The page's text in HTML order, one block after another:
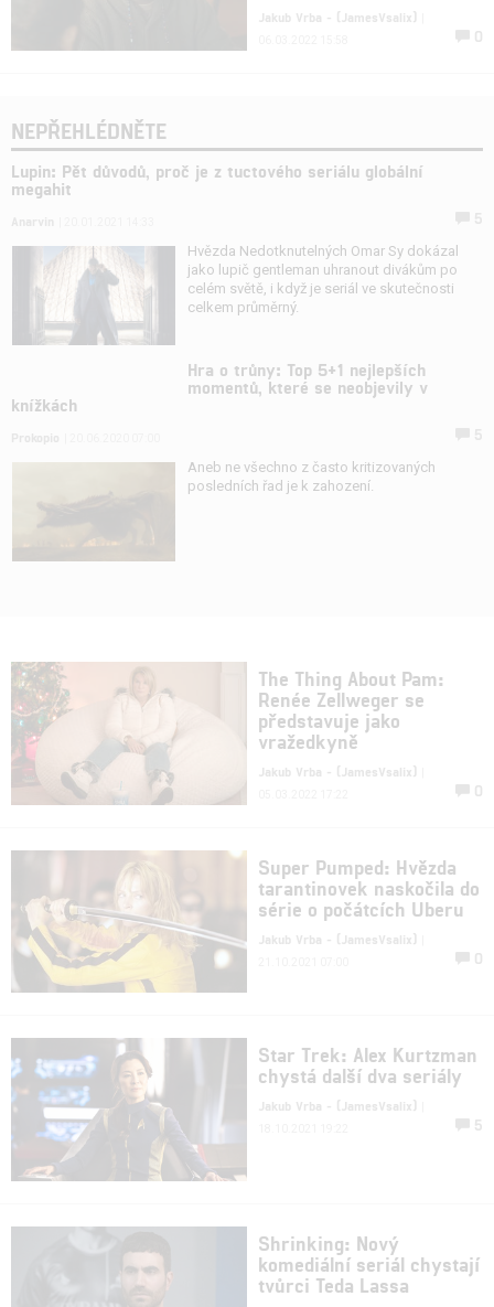
Jakub Vrba - (JamesVsalix)
0
NEPŘEHLÉDNĚTE
Lupin: Pět důvodů, proč je z tuctového seriálu globální
megahit
Hvězda Nedotknutelných Omar Sy dokázal
jako lupič gentleman uhranout divákům po
celém světě, i když je seriál ve skutečnosti
celkem průměrný.
Hra o trůny: Top 5+1 nejlepších
momentů, které se neobjevily v
knížkách
Aneb ne všechno z často kritizovaných
posledních řad je k zahození.
The Thing About Pam:
Renée Zellweger se
představuje jako
vražedkyně
Jakub Vrba - (JamesVsalix)
0
Super Pumped: Hvězda
tarantinovek naskočila do
série o počátcích Uberu
Jakub Vrba - (JamesVsalix)
0
Star Trek: Alex Kurtzman
chystá další dva seriály
Jakub Vrba - (JamesVsalix)
5
Shrinking: Nový
komediální seriál chystají
tvůrci Teda Lassa